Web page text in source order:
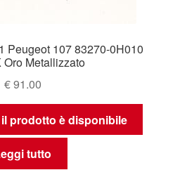
Peugeot 107 83270-0H010
Oro Metallizzato
€91.00
prodotto è disponibile
tutto